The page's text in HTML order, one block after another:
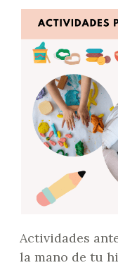
Actividades
la mano de tu